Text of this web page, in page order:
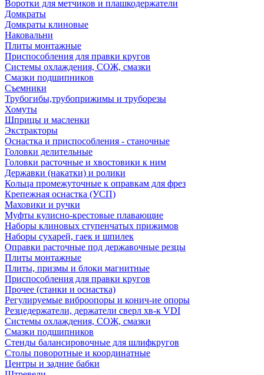
Воротки для метчиков и плашкодержатели
Домкраты
Домкраты клиновые
Наковальни
Плиты монтажные
Приспособления для правки кругов
Системы охлаждения, СОЖ, смазки
Смазки подшипников
Съемники
Трубогибы,трубоприжимы и труборезы
Хомуты
Шприцы и масленки
Экстракторы
Оснастка и приспособления - станочные
Головки делительные
Головки расточные и хвостовики к ним
Державки (накатки) и ролики
Кольца промежуточные к оправкам для фрез
Крепежная оснастка (УСП)
Маховики и ручки
Муфты кулисно-крестовые плавающие
Наборы клиновых ступенчатых прижимов
Наборы сухарей, гаек и шпилек
Оправки расточные под державочные резцы
Плиты монтажные
Плиты, призмы и блоки магнитные
Приспособления для правки кругов
Прочее (станки и оснастка)
Регулируемые виброопоры и конич-ие опоры
Резцедержатели, держатели сверл хв-к VDI
Системы охлаждения, СОЖ, смазки
Смазки подшипников
Стенды балансировочные для шлифкругов
Столы поворотные и координатные
Центры и задние бабки